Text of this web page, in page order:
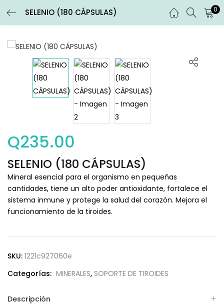
SELENIO (180 CÁPSULAS) 0
SELENIO (180 CÁPSULAS)
Q235.00
Mineral esencial para el organismo en pequeñas
cantidades, tiene un alto poder antioxidante, fortalece el
sistema inmune y protege la salud del corazón. Mejora el
funcionamiento de la tiroides.
SKU: 1221c927060e
Categorías: MINERALES, SOPORTE DE TIROIDES
Descripción
ENTRAR REGISTRARSE
Introduce tu nombre de usuario y contraseña para iniciar
¿Contraseña perdida?